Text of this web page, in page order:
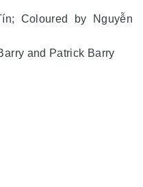
Coloured by Nguyễn
and Patrick Barry